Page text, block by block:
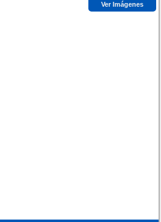
Ver Imágenes